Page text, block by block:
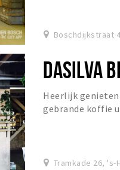
Boschdijkstraat
DASILVA
Heerlijk genieten
gebrande koffie
Tramkade 26,